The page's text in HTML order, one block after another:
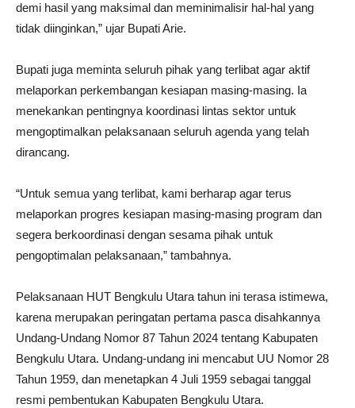
demi hasil yang maksimal dan meminimalisir hal-hal yang
tidak diinginkan,” ujar Bupati Arie.
Bupati juga meminta seluruh pihak yang terlibat agar aktif
melaporkan perkembangan kesiapan masing-masing. Ia
menekankan pentingnya koordinasi lintas sektor untuk
mengoptimalkan pelaksanaan seluruh agenda yang telah
dirancang.
“Untuk semua yang terlibat, kami berharap agar terus
melaporkan progres kesiapan masing-masing program dan
segera berkoordinasi dengan sesama pihak untuk
pengoptimalan pelaksanaan,” tambahnya.
Pelaksanaan HUT Bengkulu Utara tahun ini terasa istimewa,
karena merupakan peringatan pertama pasca disahkannya
Undang-Undang Nomor 87 Tahun 2024 tentang Kabupaten
Bengkulu Utara. Undang-undang ini mencabut UU Nomor 28
Tahun 1959, dan menetapkan 4 Juli 1959 sebagai tanggal
resmi pembentukan Kabupaten Bengkulu Utara.